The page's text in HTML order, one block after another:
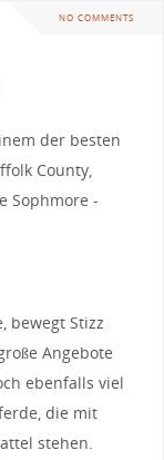
NO COMMENTS
der besten
County,
Sophmore -
bewegt Stizz
Angebote
ebenfalls viel
die mit
stehen.